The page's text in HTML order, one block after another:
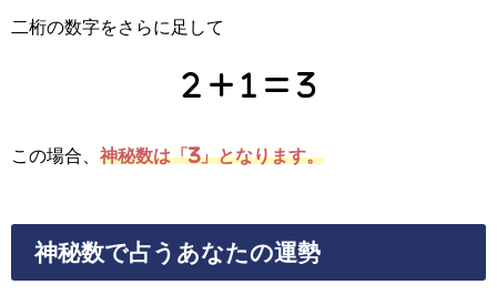
二桁の数字をさらに足して
2 + 1 = 3
この場合、 神秘数は「3」となります。
神秘数で占うあなたの運勢